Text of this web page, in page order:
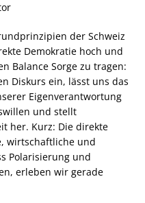
der Schweiz
Demokratie hoch und
Balance Sorge zu tragen:
Diskurs ein, lässt uns das
Eigenverantwortung
und stellt
her. Kurz: Die direkte
wirtschaftliche und
Polarisierung und
erleben wir gerade